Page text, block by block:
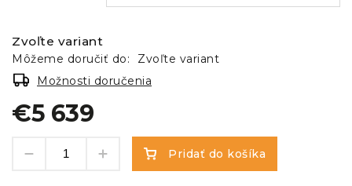
€5 639
Zvoľte variant
Môžeme doručiť do:
Zvoľte variant
Možnosti doručenia
Pridať do košíka